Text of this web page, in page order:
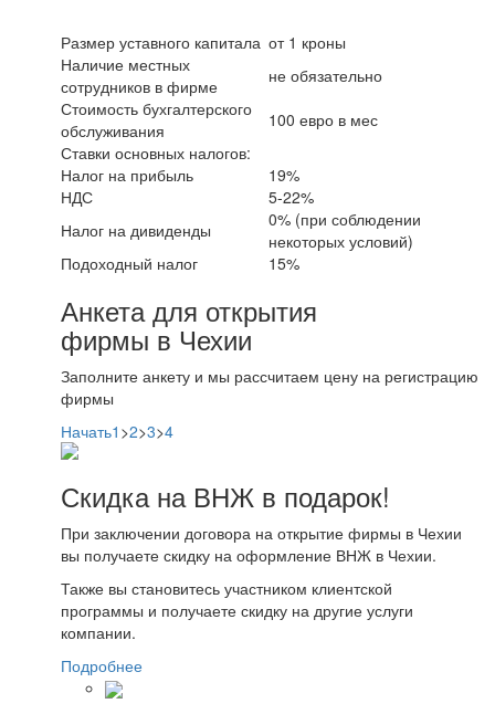
Размер уставного капитала от 1 кроны
Наличие местных
сотрудников в фирме
не обязательно
Стоимость бухгалтерского
обслуживания
100 евро в мес
Ставки основных налогов:
Налог на прибыль
19%
НДС
5-22%
Налог на дивиденды
0% (при соблюдении
некоторых условий)
Подоходный налог
15%
Анкета для открытия
фирмы в Чехии
Заполните анкету и мы рассчитаем цену на регистрацию
фирмы
Начать1 >2>3>4
Скидка на ВНЖ в подарок!
При заключении договора на открытие фирмы в Чехии
вы получаете скидку на оформление ВНЖ в Чехии.
Также вы становитесь участником клиентской
программы и получаете скидку на другие услуги
компании.
Подробнее